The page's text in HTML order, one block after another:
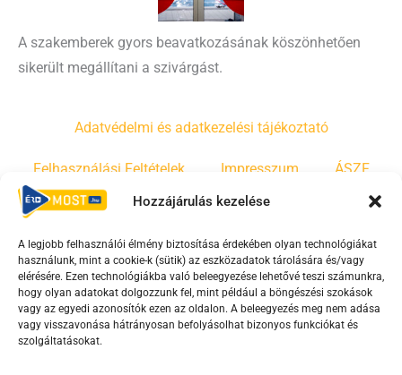
Hozzájárulás kezelése
A legjobb felhasználói élmény biztosítása érdekében olyan technológiákat
használunk, mint a cookie-k (sütik) az eszközadatok tárolására és/vagy
elérésére. Ezen technológiákba való beleegyezése lehetővé teszi számunkra,
hogy olyan adatokat dolgozzunk fel, mint például a böngészési szokások
vagy az egyedi azonosítók ezen az oldalon. A beleegyezés meg nem adása
vagy visszavonása hátrányosan befolyásolhat bizonyos funkciókat és
szolgáltatásokat.
A szakemberek gyors beavatkozásának köszönhetően
sikerült megállítani a szivárgást.
Adatvédelmi és adatkezelési tájékoztató
Felhasználási Feltételek Impresszum ÁSZF
Irányelvek Moderálási szabályzat
F
a
c
e
Y
o
u
t
T
i
k